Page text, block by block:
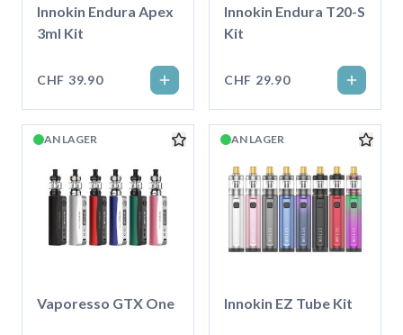
Innokin Endura Apex
3ml Kit
CHF 39.90
Innokin Endura T20-S
Kit
CHF 29.90
AN LAGER
Vaporesso GTX One
AN LAGER
Innokin EZ Tube Kit